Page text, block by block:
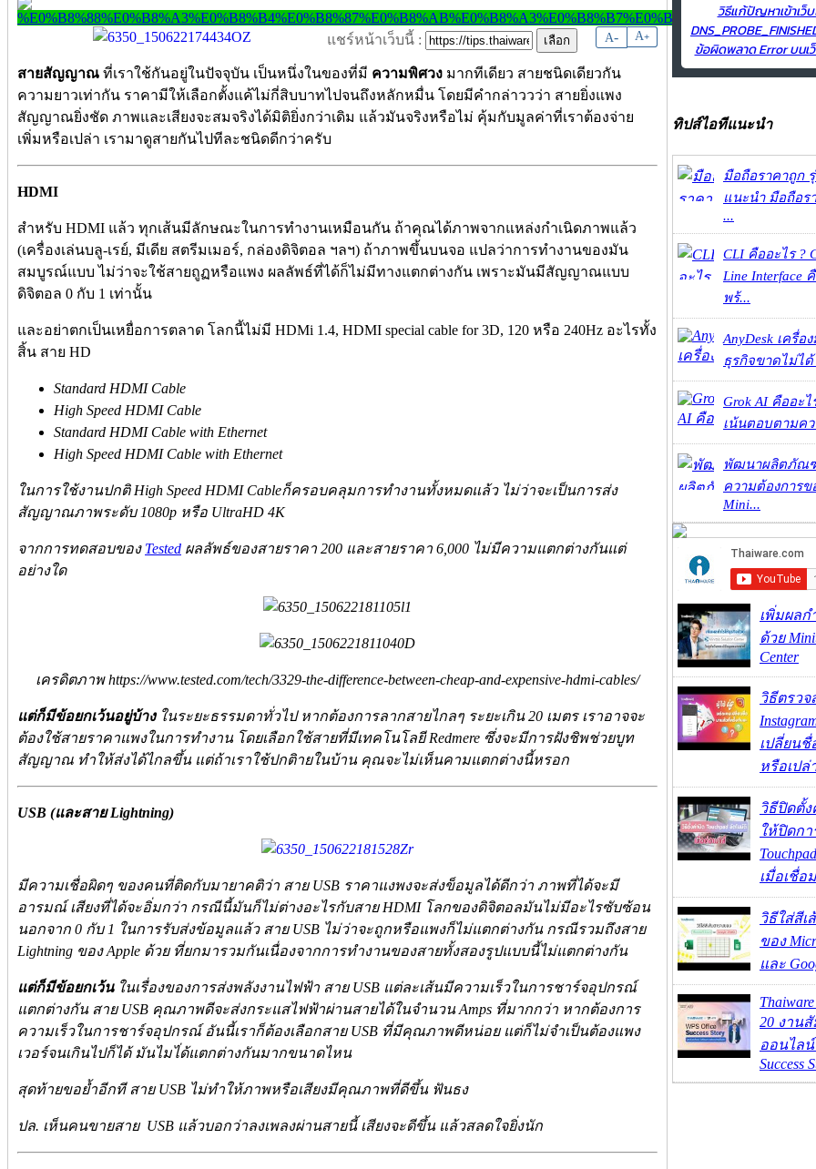
A- A+
แชร์หน้าเว็บนี้ :
สายสัญญาณ ที่เราใช้กันอยู่ในปัจจุบัน เป็นหนึ่งในของที่มี ความพิศวง มากทีเดียว สายชนิดเดียวกัน
ความยาวเท่ากัน ราคามีให้เลือกตั้งแค้ไม่กี่สิบบาทไปจนถึงหลักหมื่น โดยมีคำกล่าววว่า สายยิ่งแพง
สัญญาณยิ่งชัด ภาพและเสียงจะสมจริงได้มิติยิ่งกว่าเดิม แล้วมันจริงหรือไม่ คุ้มกับมูลค่าที่เราต้องจ่าย
เพิ่มหรือเปล่า เรามาดูสายกันไปทีละชนิดดีกว่าครับ
HDMI
สำหรับ HDMI แล้ว ทุกเส้นมีลักษณะในการทำงานเหมือนกัน ถ้าคุณได้ภาพจากแหล่งกำเนิดภาพแล้ว
(เครื่องเล่นบลู-เรย์, มีเดีย สตรีมเมอร์, กล่องดิจิตอล ฯลฯ) ถ้าภาพขึ้นบนจอ แปลว่าการทำงานของมัน
สมบูรณ์แบบ ไม่ว่าจะใช้สายถูฏหรือแพง ผลลัพธ์ที่ได้ก็ไม่มีทางแตกต่างกัน เพราะมันมีสัญญาณแบบ
ดิจิตอล 0 กับ 1 เท่านั้น
และอย่าตกเป็นเหยื่อการตลาด โลกนี้ไม่มี HDMi 1.4, HDMI special cable for 3D, 120 หรือ 240Hz อะไรทั้ง
สิ้น สาย HD
Standard HDMI Cable
High Speed HDMI Cable
Standard HDMI Cable with Ethernet
High Speed HDMI Cable with Ethernet
ในการใช้งานปกติ High Speed HDMI Cableก็ครอบคลุมการทำงานทั้งหมดแล้ว ไม่ว่าจะเป็นการส่ง
สัญญาณภาพระดับ 1080p หรือ UltraHD 4K
จากการทดสอบของ Tested ผลลัพธ์ของสายราคา 200 และสายราคา 6,000 ไม่มีความแตกต่างกันแต่
อย่างใด
เครดิตภาพ https://www.tested.com/tech/3329-the-difference-between-cheap-and-expensive-hdmi-cables/
แต่ก็มีข้อยกเว้นอยู่บ้าง ในระยะธรรมดาทั่วไป หากต้องการลากสายไกลๆ ระยะเกิน 20 เมตร เราอาจจะ
ต้องใช้สายราคาแพงในการทำงาน โดยเลือกใช้สายที่มีเทคโนโลยี Redmere ซึ่งจะมีการฝังชิพช่วยบูท
สัญญาณ ทำให้ส่งได้ไกลขึ้น แต่ถ้าเราใช้ปกติายในบ้าน คุณจะไม่เห็นคามแตกต่างนี้หรอก
USB (และสาย Lightning)
มีความเชื่อผิดๆ ของคนที่ติดกับมายาคติว่า สาย USB ราคาแงพงจะส่งข็อมูลได้ดีกว่า ภาพที่ได้จะมี
อารมณ์ เสียงที่ได้จะอิ่มกว่า กรณีนี้มันก็ไม่ต่างอะไรกับสาย HDMI โลกของดิจิตอลมันไม่มีอะไรซับซ้อน
นอกจาก 0 กับ 1 ในการรับส่งข้อมูลแล้ว สาย USB ไม่ว่าจะถูกหรือแพงก็ไม่แตกต่างกัน กรณีรวมถึงสาย
Lightning ของ Apple ด้วย ที่ยกมารวมกันเนื่องจากการทำงานของสายทั้งสองรูปแบบนี้ไม่แตกต่างกัน
แต่ก็มีข้อยกเว้นในเรื่องของการส่งพลังงานไฟฟ้า สาย USB แต่ละเส้นมีความเร็วในการชาร์จอุปกรณ์
แตกต่างกัน สาย USB คุณภาพดีจะส่งกระแสไฟฟ้าผ่านสายได้ในจำนวน Amps ที่มากกว่า หากต้องการ
ความเร็วในการชาร์จอุปกรณ์ อันนี้เราก็ต้องเลือกสาย USB ที่มีคุณภาพดีหน่อย แต่ก็ไม่จำเป็นต้องแพง
เวอร์จนเกินไปก็ได้ มันไมไ่ด้แตกต่างกันมากขนาดไหน
สุดท้ายขอย้ำอีกที สาย USB ไม่ทำให้ภาพหรือเสียงมีคุณภาพที่ดีขึ้น ฟันธง
ปล. เห็นคนขายสาย USB แล้วบอกว่าลงเพลงผ่านสายนี้ เสียงจะดีขึ้น แล้วสลดใจยิ่งนัก
วิธีแก้ปัญหาเข้าเว็บ
ข้อผิดพลาด Error บนเว็
ทิปส์ไอทีแนะนำ
มือถือราคาถูก
แนะนำ มือถือร
...
CLI คืออะไร ?
Line Interface
พร้...
AnyDesk เครื่
ธุรกิจขาดไม่ได้
Grok AI คืออะไ
เน้นตอบตามคว
พัฒนาผลิตภัณ
ความต้องการข
Mini...
เพิ่มผลก
ด้วย
Center
วิธีตรวจ
เปลี่ยน
หรือเปล่
วิธีปิดตั้
ให้ปิดกา
เมื่อเชื่อ
วิธีใส่สีเ
ของ
และ
20 งาน
ออนไลน์
Success